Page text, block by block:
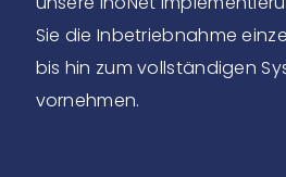
Sie die Inbetriebnahme
bis hin zum vollständigen
vornehmen.